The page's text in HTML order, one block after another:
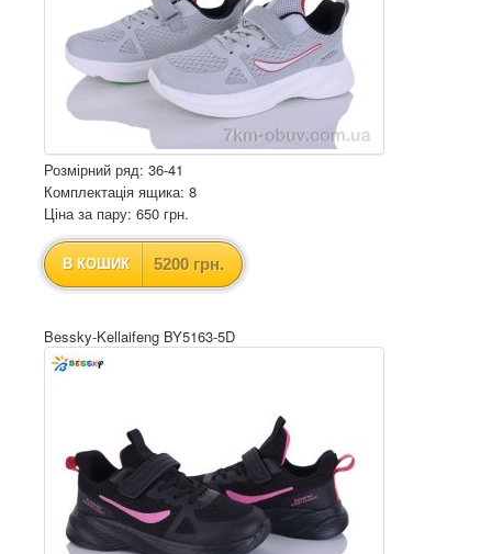
Розмірний ряд: 36-41
Комплектація ящика: 8
Ціна за пару: 650 грн.
В КОШИК 5200 грн.
Bessky-Kellaifeng BY5163-5D